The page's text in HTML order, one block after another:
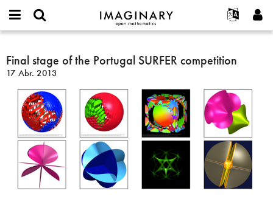
IMAGINARY
open
Français
한국어
Español
Türkçe
Programas
Interactivos
Películas
Textos
Exposiciones
Más...
Proyectos
Contacto
or
username
Contraseña
Crear nueva cuenta
Solicitar una nueva contraseña
Buscar
Final
stage
of
the
Portugal
SURFER
competition
Final stage of the Portugal SURFER competition
17 Abr. 2013